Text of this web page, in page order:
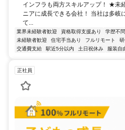
インフラも両方スキルアップ！ ★未
ニアに成長できる会社！ 当社は多岐
て...
業界未経験者歓迎 資格取得支援あり 学歴不問
未経験者歓迎
住宅手当あり フルリモート 研
交通費支給
駅近5分以内 土日祝休み 服装自
正社員